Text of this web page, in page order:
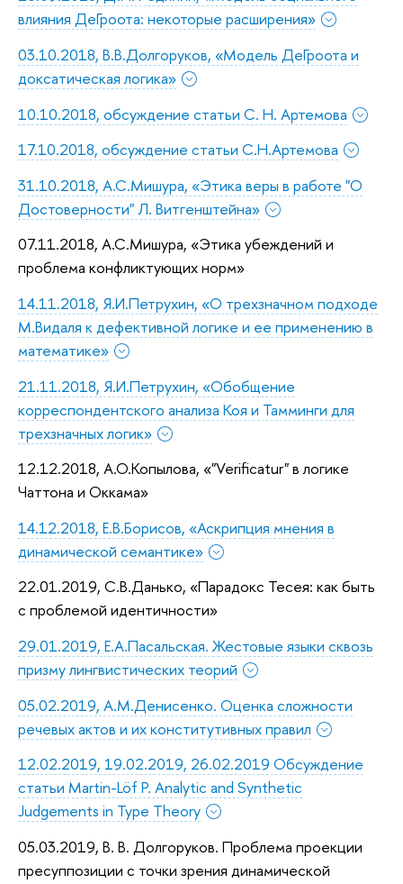
влияния ДеГроота: некоторые расширения»
03.10.2018, В.В.Долгоруков, «Модель ДеГроота и
доксатическая логика»
10.10.2018, обсуждение статьи С. Н. Артемова
17.10.2018, обсуждение статьи С.Н.Артемова
31.10.2018, А.С.Мишура, «Этика веры в работе "О
Достоверности" Л. Витгенштейна»
07.11.2018, А.С.Мишура, «Этика убеждений и
проблема конфликтующих норм»
14.11.2018, Я.И.Петрухин, «О трехзначном подходе
М.Видаля к дефективной логике и ее применению в
математике»
21.11.2018, Я.И.Петрухин, «Обобщение
корреспондентского анализа Коя и Тамминги для
трехзначных логик»
12.12.2018, А.О.Копылова, «"Verificatur" в логике
Чаттона и Оккама»
14.12.2018, Е.В.Борисов, «Аскрипция мнения в
динамической семантике»
22.01.2019, С.В.Данько, «Парадокс Тесея: как быть
с проблемой идентичности»
29.01.2019, Е.А.Пасальская. Жестовые языки сквозь
призму лингвистических теорий
05.02.2019, А.М.Денисенко. Оценка сложности
речевых актов и их конститутивных правил
12.02.2019, 19.02.2019, 26.02.2019 Обсуждение
статьи Martin-Löf P. Analytic and Synthetic
Judgements in Type Theory
05.03.2019, В. В. Долгоруков. Проблема проекции
пресуппозиции с точки зрения динамической